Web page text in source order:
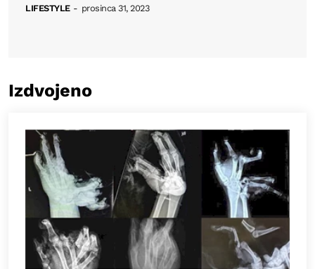
LIFESTYLE - prosinca 31, 2023
Izdvojeno